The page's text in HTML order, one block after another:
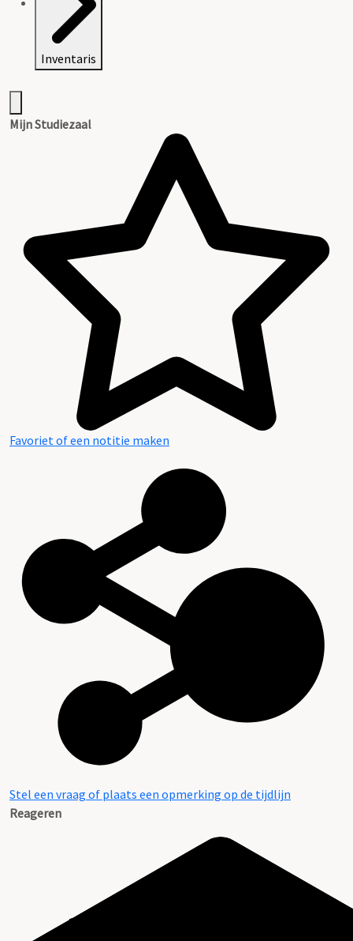
Inventaris
Mijn Studiezaal
Favoriet of een notitie maken
Stel een vraag of plaats een opmerking op de tijdlijn
Reageren